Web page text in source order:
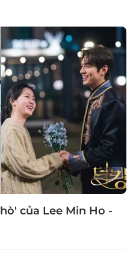
của Lee Min Ho -